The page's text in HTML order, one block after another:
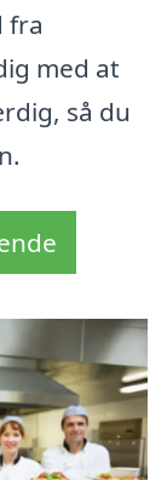
fra
med at
så du